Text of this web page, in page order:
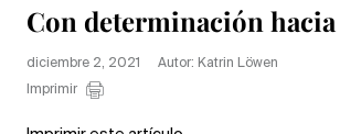
Con determinación
diciembre 2, 2021
Autor: Katrin Löwen
Imprimir